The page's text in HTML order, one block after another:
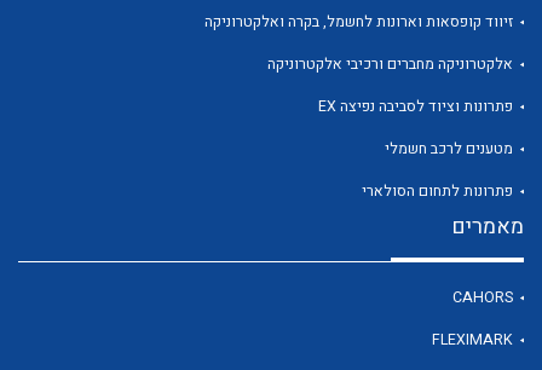
זיווד קופסאות וארונות לחשמל, בקרה ואלקטרוניקה
אלקטרוניקה מחברים ורכיבי אלקטרוניקה
פתרונות וציוד לסביבה נפיצה EX
מטענים לרכב חשמלי
פתרונות לתחום הסולארי
מאמרים
CAHORS
FLEXIMARK